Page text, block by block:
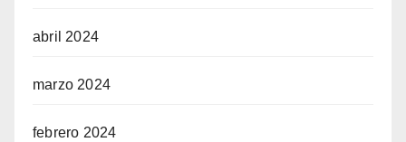
abril 2024
marzo 2024
febrero 2024